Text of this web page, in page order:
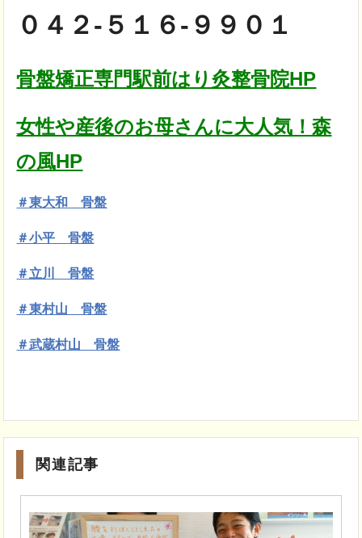
０４２-５１６-９９０１
骨盤矯正専門駅前はり灸整骨院HP
女性や産後のお母さんに大人気！森
の風HP
＃東大和 骨盤
＃小平 骨盤
＃立川 骨盤
＃東村山 骨盤
＃武蔵村山 骨盤
関連記事